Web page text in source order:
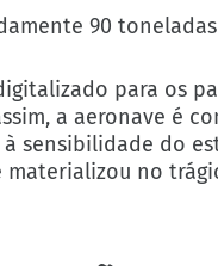
90 toneladas
para os
a aeronave é
sensibilidade do
materializou no